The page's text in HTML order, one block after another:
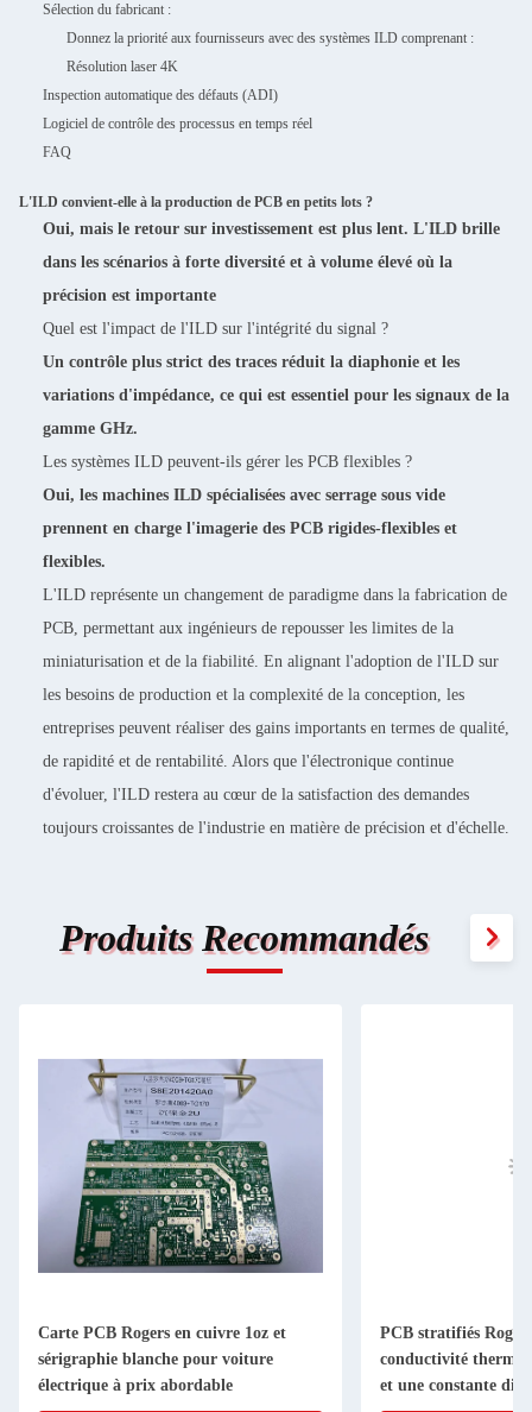
Sélection du fabricant :
Donnez la priorité aux fournisseurs avec des systèmes ILD comprenant :
Résolution laser 4K
Inspection automatique des défauts (ADI)
Logiciel de contrôle des processus en temps réel
FAQ
L'ILD convient-elle à la production de PCB en petits lots ?
Oui, mais le retour sur investissement est plus lent. L'ILD brille
dans les scénarios à forte diversité et à volume élevé où la
précision est importante
Quel est l'impact de l'ILD sur l'intégrité du signal ?
Un contrôle plus strict des traces réduit la diaphonie et les
variations d'impédance, ce qui est essentiel pour les signaux de la
gamme GHz.
Les systèmes ILD peuvent-ils gérer les PCB flexibles ?
Oui, les machines ILD spécialisées avec serrage sous vide
prennent en charge l'imagerie des PCB rigides-flexibles et
flexibles.
L'ILD représente un changement de paradigme dans la fabrication de
PCB, permettant aux ingénieurs de repousser les limites de la
miniaturisation et de la fiabilité. En alignant l'adoption de l'ILD sur
les besoins de production et la complexité de la conception, les
entreprises peuvent réaliser des gains importants en termes de qualité,
de rapidité et de rentabilité. Alors que l'électronique continue
d'évoluer, l'ILD restera au cœur de la satisfaction des demandes
toujours croissantes de l'industrie en matière de précision et d'échelle.
Produits Recommandés
Carte PCB Rogers en cuivre 1oz et
sérigraphie blanche pour voiture
électrique à prix abordable
PCB stratifiés
conductivité
et une constante